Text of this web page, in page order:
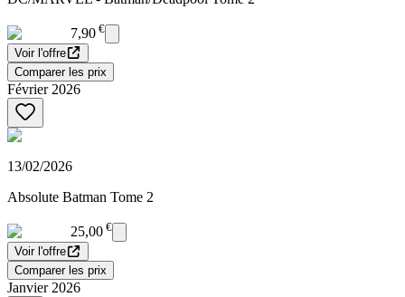
7,90 €
Voir l'offre
Comparer les prix
Février 2026
13/02/2026
Absolute Batman Tome 2
25,00 €
Voir l'offre
Comparer les prix
Janvier 2026